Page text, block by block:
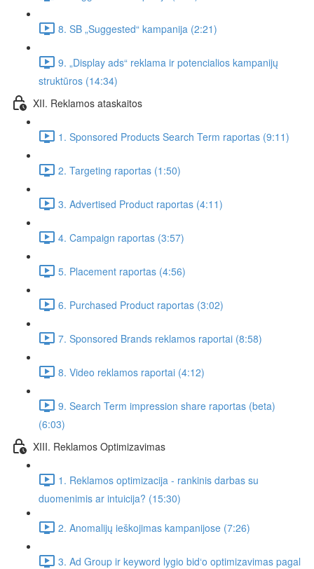
8. SB „Suggested“ kampanija (2:21)
9. „Display ads“ reklama ir potencialios kampanijų
struktūros (14:34)
XII. Reklamos ataskaitos
1. Sponsored Products Search Term raportas (9:11)
2. Targeting raportas (1:50)
3. Advertised Product raportas (4:11)
4. Campaign raportas (3:57)
5. Placement raportas (4:56)
6. Purchased Product raportas (3:02)
7. Sponsored Brands reklamos raportai (8:58)
8. Video reklamos raportai (4:12)
9. Search Term impression share raportas (beta)
(6:03)
XIII. Reklamos Optimizavimas
1. Reklamos optimizacija - rankinis darbas su
duomenimis ar intuicija? (15:30)
2. Anomalijų ieškojimas kampanijose (7:26)
3. Ad Group ir keyword lygio bid‘o optimizavimas pagal